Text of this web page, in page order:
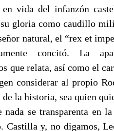
vida del infanzón
gloria como caudillo
natural, el “rex et
concitó. La
que relata, así como el
considerar al propio
la historia, sea quien
se transparenta en
Castilla y, no digamos,